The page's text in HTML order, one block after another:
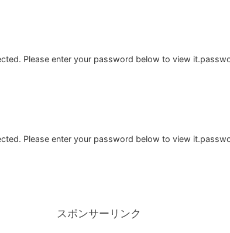
Please enter your password below to view
Please enter your password below to view
スポンサーリンク